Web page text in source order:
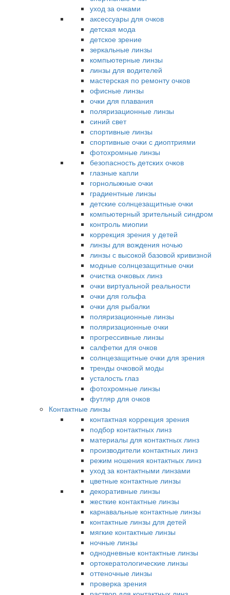
уход за очками
аксессуары для очков
детская мода
детское зрение
зеркальные линзы
компьютерные линзы
линзы для водителей
мастерская по ремонту очков
офисные линзы
очки для плавания
поляризационные линзы
синий свет
спортивные линзы
спортивные очки с диоптриями
фотохромные линзы
безопасность детских очков
глазные капли
горнолыжные очки
градиентные линзы
детские солнцезащитные очки
компьютерный зрительный синдром
контроль миопии
коррекция зрения у детей
линзы для вождения ночью
линзы с высокой базовой кривизной
модные солнцезащитные очки
очистка очковых линз
очки виртуальной реальности
очки для гольфа
очки для рыбалки
поляризационные линзы
поляризационные очки
прогрессивные линзы
салфетки для очков
солнцезащитные очки для зрения
тренды очковой моды
усталость глаз
фотохромные линзы
футляр для очков
Контактные линзы
контактная коррекция зрения
подбор контактных линз
материалы для контактных линз
производители контактных линз
режим ношения контактных линз
уход за контактными линзами
цветные контактные линзы
декоративные линзы
жесткие контактные линзы
карнавальные контактные линзы
контактные линзы для детей
мягкие контактные линзы
ночные линзы
однодневные контактные линзы
ортокератологические линзы
оттеночные линзы
проверка зрения